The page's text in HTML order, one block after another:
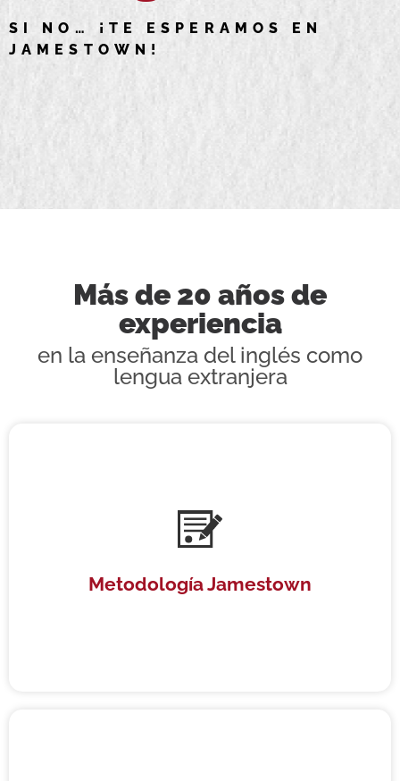
SI NO… ¡TE ESPERAMOS EN
JAMESTOWN!
Más de 20 años de
experiencia
en la enseñanza del inglés como
lengua extranjera
Metodología Jamestown